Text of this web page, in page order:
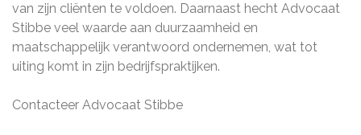
van zijn cliënten te voldoen. Daarnaast hecht Advocaat
Stibbe veel waarde aan duurzaamheid en
maatschappelijk verantwoord ondernemen, wat tot
uiting komt in zijn bedrijfspraktijken.
Contacteer Advocaat Stibbe